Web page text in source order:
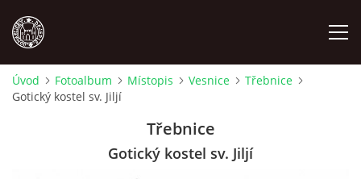
MÍSTOPIS
Úvod Fotoalbum Místopis Vesnice
Třebnice
Gotický kostel sv. Jiljí
Třebnice
Gotický kostel sv. Jiljí